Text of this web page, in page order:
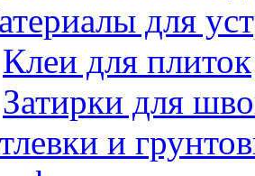
для
Клеи для плиток
Затирки для
и